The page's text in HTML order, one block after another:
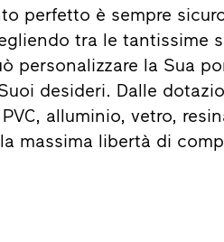
perfetto è sempre
tra le tantissime
personalizzare la Sua
desideri. Dalle
alluminio, vetro,
massima libertà di